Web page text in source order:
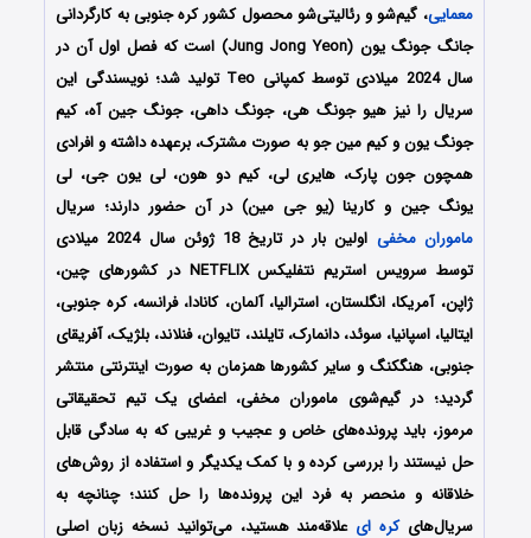
معمایی، گیم‌شو و رئالیتی‌شو محصول کشور کره جنوبی به کارگردانی
جانگ جونگ یون (Jung Jong Yeon)
است که فصل اول آن در
سال 2024 میلادی توسط کمپانی Teo تولید شد؛ نویسندگی این
سریال را نیز هیو جونگ هی، جونگ داهی، جونگ جین آه، کیم
جونگ یون و کیم مین جو به صورت مشترک، برعهده داشته و افرادی
همچون جون پارک، هایری لی، کیم دو هون، لی یون جی، لی
یونگ جین و کارینا (یو جی مین) در آن حضور دارند؛ سریال
ماموران مخفی
اولین بار در تاریخ 18 ژوئن سال 2024 میلادی
توسط سرویس استریم نتفلیکس NETFLIX در کشورهای چین،
ژاپن، آمریکا، انگلستان، استرالیا، آلمان، کانادا، فرانسه، کره جنوبی،
ایتالیا، اسپانیا، سوئد، دانمارک، تایلند، تایوان، فنلاند، بلژیک، آفریقای
جنوبی، هنگ‎کنگ و سایر کشورها همزمان به صورت اینترنتی منتشر
گردید؛ در گیم‌شوی ماموران مخفی، اعضای یک تیم تحقیقاتی
مرموز، باید پرونده‌های خاص و عجیب و غریبی که به سادگی قابل
حل نیستند را بررسی کرده و با کمک یکدیگر و استفاده از روش‌های
خلاقانه و منحصر به فرد این پرونده‌ها را حل کنند؛ چنانچه به
سریال‌هایکره ای علاقه‌مند هستید، می‌توانید نسخه زبان اصلی